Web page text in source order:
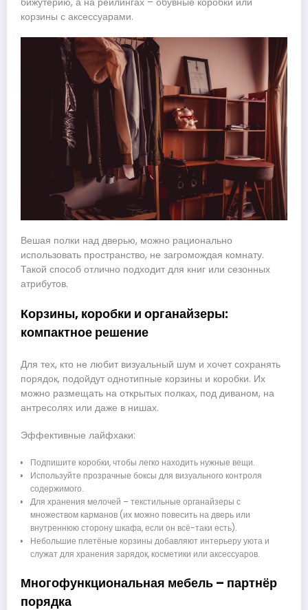
корзины с аксессуарами.
Вешая полки над дверью, можно рационально
использовать пространство, не загромождая комнату.
Такой способ отлично подходит для книг или сезонных
атрибутов.
Корзины, коробки и органайзеры:
компактное решение
Для тех, кто не любит визуальный шум и хочет сохранять
порядок, подойдут однотипные корзины и коробки. Их
можно размещать на открытых полках, под диваном, на
антресолях или даже в нишах.
Эффективные лайфхаки:
Подпишите коробки, чтобы легко находить нужные вещи.
Используйте прозрачные боксы для визуального контроля
содержимого.
Для хранения мелочей – текстильные органайзеры с
множеством карманов (их можно повесить на дверь или
внутреннюю сторону шкафа, если он всё-таки есть).
Небольшие плетёные корзины добавляют интерьеру уюта и
служат для хранения зарядок, косметики или аксессуаров.
Многофункциональная мебель – партнёр
порядка